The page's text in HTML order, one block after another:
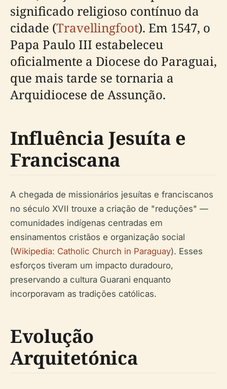
significado religioso contínuo da
cidade (Travellingfoot). Em 1547, o
Papa Paulo III estabeleceu
oficialmente a Diocese do Paraguai,
que mais tarde se tornaria a
Arquidiocese de Assunção.
Influência Jesuíta e
Franciscana
A chegada de missionários jesuítas e franciscanos
no século XVII trouxe a criação de "reduções" —
comunidades indígenas centradas em
ensinamentos cristãos e organização social
(Wikipedia: Catholic Church in Paraguay). Esses
esforços tiveram um impacto duradouro,
preservando a cultura Guarani enquanto
incorporavam as tradições católicas.
Evolução
Arquitetónica